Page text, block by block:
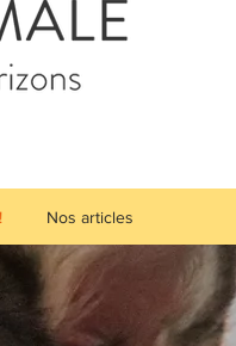
Nos articles